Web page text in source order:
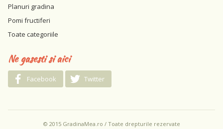
Planuri gradina
Pomi fructiferi
Toate categoriile
Ne gasesti si aici
Facebook Twitter
© 2015 GradinaMea.ro / Toate drepturile rezervate